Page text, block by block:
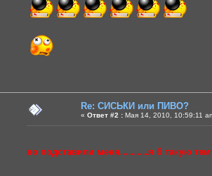
Re: СИСЬКИ или ПИВО?
« Ответ #2 : Мая 14, 2010, 10:59:11
во подставили меня..........я б такую